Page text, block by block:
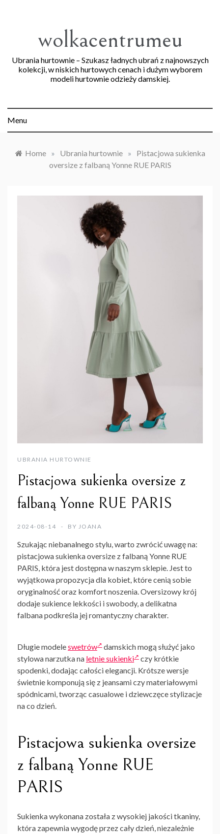
wolkacentrumeu
Ubrania hurtownie – Szukasz ładnych ubrań z najnowszych
kolekcji, w niskich hurtowych cenach i dużym wyborem
modeli hurtownie odzieży damskiej.
Menu
Home » Ubrania hurtownie »
Pistacjowa sukienka
oversize z falbaną Yonne RUE PARIS
UBRANIA HURTOWNIE
Pistacjowa sukienka oversize z
falbaną Yonne RUE PARIS
2024-08-14 BY JOANA
Szukając niebanalnego stylu, warto zwrócić uwagę na:
pistacjowa sukienka oversize z falbaną Yonne RUE
PARIS, która jest dostępna w naszym sklepie. Jest to
wyjątkowa propozycja dla kobiet, które cenią sobie
oryginalność oraz komfort noszenia. Oversizowy krój
dodaje sukience lekkości i swobody, a delikatna
falbana podkreśla jej romantyczny charakter.
Długie modeleswetrów
damskich mogą służyć jako
stylowa narzutka na letnie sukienki
czy krótkie
spodenki, dodając całości elegancji. Krótsze wersje
świetnie komponują się z jeansami czy materiałowymi
spódnicami, tworząc casualowe i dziewczęce stylizacje
na co dzień.
Pistacjowa sukienka oversize
z falbaną Yonne RUE
PARIS
Sukienka wykonana została z wysokiej jakości tkaniny,
która zapewnia wygodę przez cały dzień, niezależnie